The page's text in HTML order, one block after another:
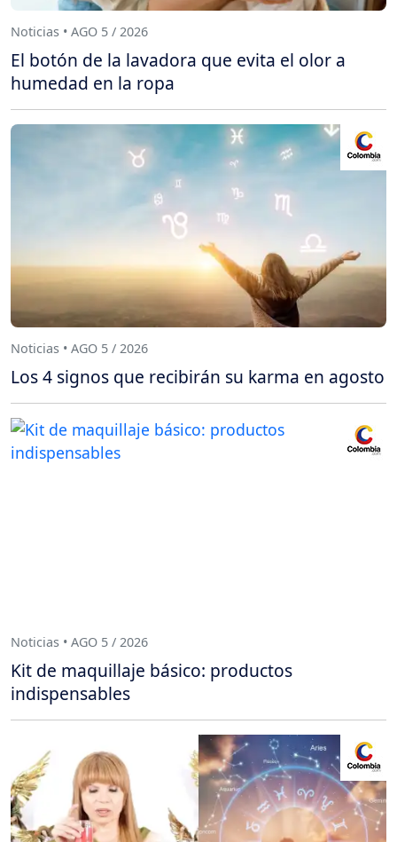
Noticias • AGO 5 / 2026
El botón de la lavadora que evita el olor a
humedad en la ropa
Noticias • AGO 5 / 2026
Los 4 signos que recibirán su karma en agosto
Noticias • AGO 5 / 2026
Kit de maquillaje básico: productos
indispensables